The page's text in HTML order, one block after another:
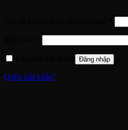
buộc
buộc
Đăng nhập
Quên mật khẩu?